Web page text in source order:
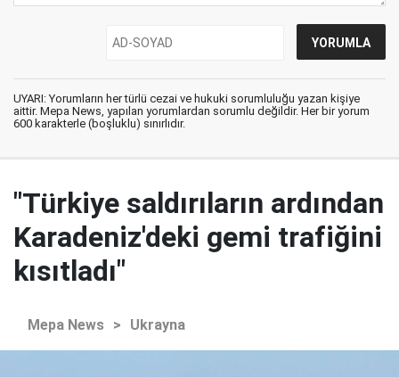
UYARI: Yorumların her türlü cezai ve hukuki sorumluluğu yazan kişiye
aittir. Mepa News, yapılan yorumlardan sorumlu değildir. Her bir yorum
600 karakterle (boşluklu) sınırlıdır.
"Türkiye saldırıların ardından
Karadeniz'deki gemi trafiğini
kısıtladı"
Mepa News > Ukrayna